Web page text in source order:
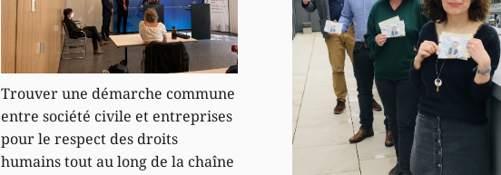
Trouver une démarche commune
entre société civile et entreprises
pour le respect des droits
humains tout au long de la chaîne